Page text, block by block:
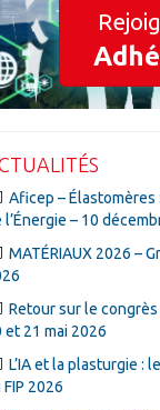
Aficep – Élastomères
l’Énergie – 10
MATÉRIAUX 2026 –
Retour sur le
et 21 mai 2026
L’IA et la plasturgie :
FIP 2026